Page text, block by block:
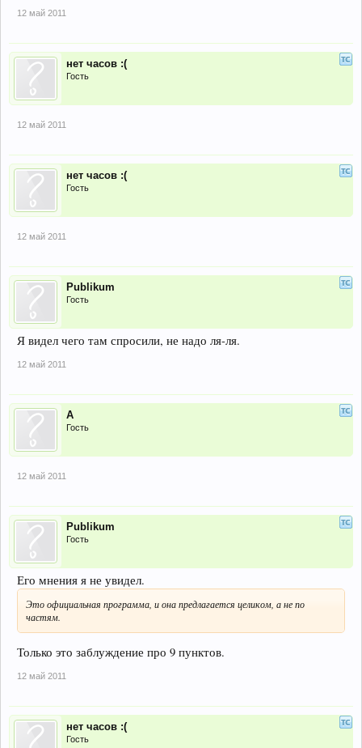
12 май 2011
нет часов :(
Гость
12 май 2011
нет часов :(
Гость
12 май 2011
Publikum
Гость
Я видел чего там спросили, не надо ля-ля.
12 май 2011
А
Гость
12 май 2011
Publikum
Гость
Его мнения я не увидел.
Это официальная программа, и она предлагается целиком, а не по
частям.
Только это заблуждение про 9 пунктов.
12 май 2011
нет часов :(
Гость